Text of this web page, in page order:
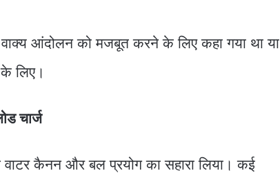
आंदोलन को मजबूत करने के लिए कहा गया था या
लिए।
चार्ज
कैनन और बल प्रयोग का सहारा लिया। कई